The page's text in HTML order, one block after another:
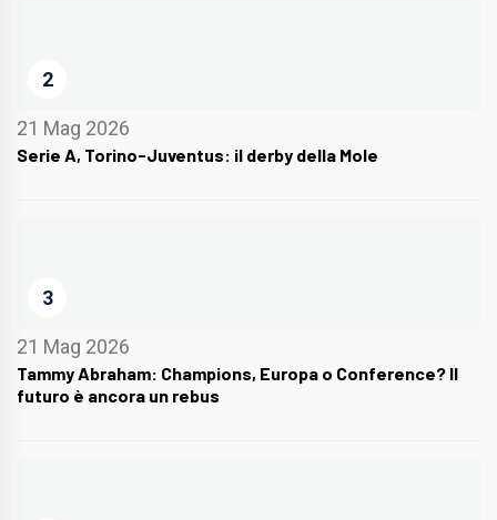
2
21 Mag 2026
Serie A, Torino-Juventus: il derby della Mole
3
21 Mag 2026
Tammy Abraham: Champions, Europa o Conference? Il
futuro è ancora un rebus